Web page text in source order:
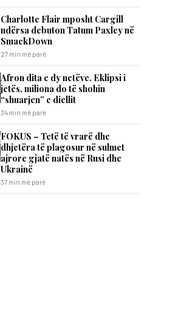
Charlotte Flair mposht Cargill
ndërsa debuton Tatum Paxley në
SmackDown
27 min më parë
Afron dita e dy netëve. Eklipsi i
jetës, miliona do të shohin
“shuarjen” e diellit
34 min më parë
FOKUS – Tetë të vrarë dhe
dhjetëra të plagosur në sulmet
ajrore gjatë natës në Rusi dhe
Ukrainë
37 min më parë